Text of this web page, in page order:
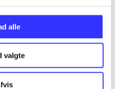
alle
valgte